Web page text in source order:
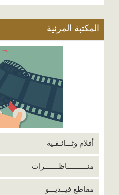
المكتبة المرئية
أفلام وثـــائـقـية
منــــــــــاظـــــــرات
مقاطع فيــديـــو